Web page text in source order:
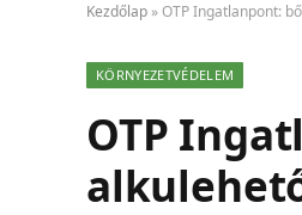
Kezdőlap »OTP Ingatlanpont:
KÖRNYEZETVÉDELEM
OTP